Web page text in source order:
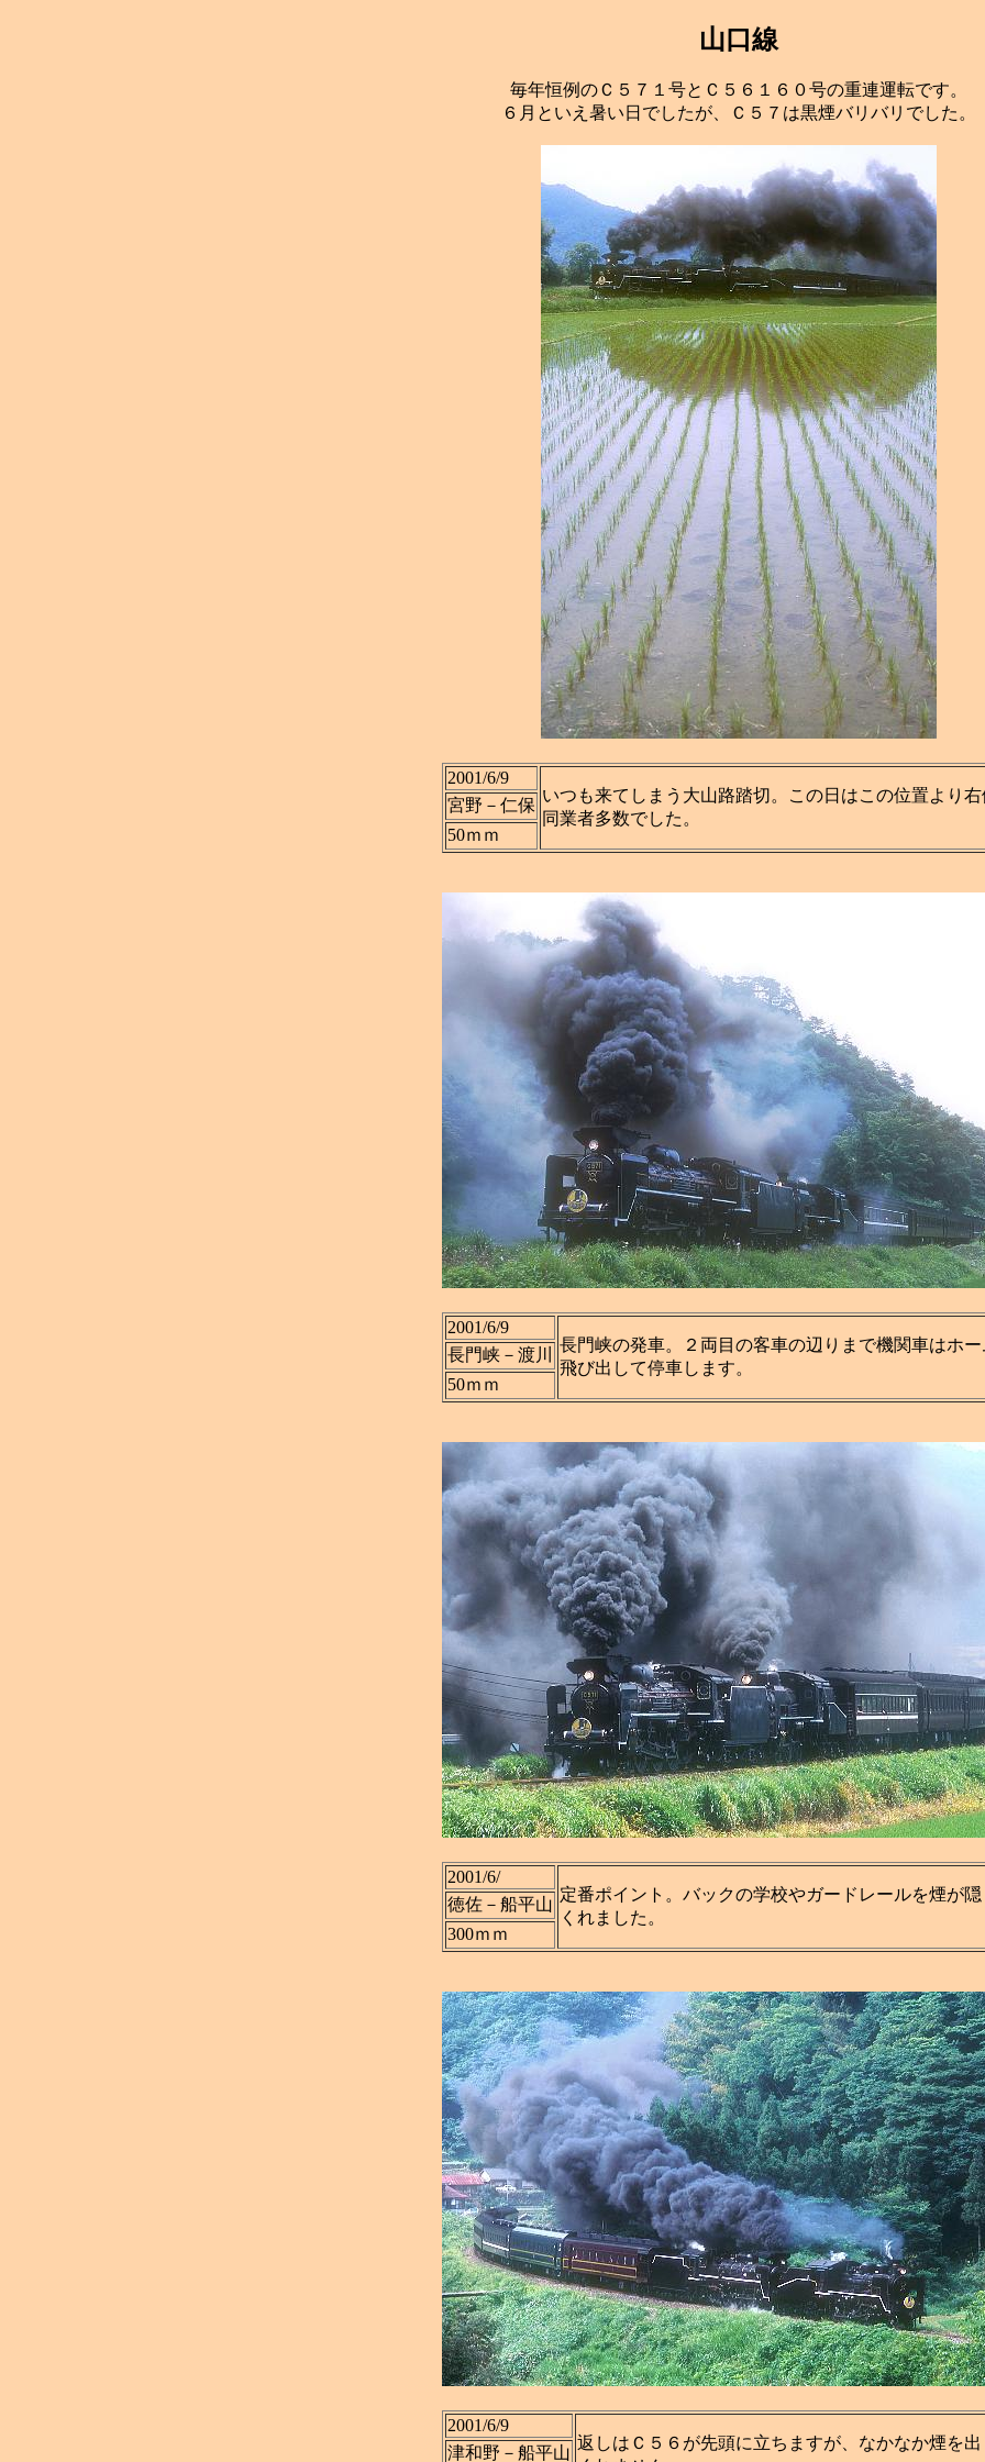
山口線
毎年恒例のＣ５７１号とＣ５６１６０号の重連運転です。
６月といえ暑い日でしたが、Ｃ５７は黒煙バリバリでした。
2001/6/9
いつも来てしまう大山路踏切。この日はこの位置より
同業者多数でした。
宮野－仁保
50ｍｍ
2001/6/9
長門峡の発車。２両目の客車の辺りまで機関車はホ
飛び出して停車します。
長門峡－渡川
50ｍｍ
2001/6/
定番ポイント。バックの学校やガードレールを煙が
くれました。
徳佐－船平山
300ｍｍ
2001/6/9
返しはＣ５６が先頭に立ちますが、なかなか煙を
津和野－船平山